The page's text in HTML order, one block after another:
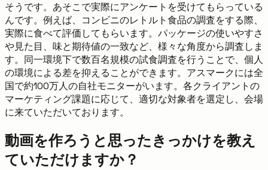
そうです。あそこで実際にアンケートを受けてもらっている
んです。例えば、コンビニのレトルト食品の調査をする際、
実際に食べて評価してもらいます。パッケージの使いやすさ
や見た目、味と期待値の一致など、様々な角度から調査しま
す。同一環境下で数百名規模の試食調査を行うことで、個人
の環境による差を抑えることができます。アスマークには全
国で約100万人の自社モニターがいます。各クライアントの
マーケティング課題に応じて、適切な対象者を選定し、会場
に来ていただいております。
動画を作ろうと思ったきっかけを教え
ていただけますか？